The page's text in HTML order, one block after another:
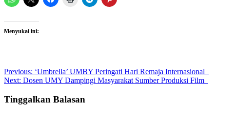
Menyukai ini:
Post
navigation
Previous: ‘Umbrella’ UMBY Peringati Hari Remaja Internasional
Next: Dosen UMY Dampingi Masyarakat Sumber Produksi Film
Tinggalkan Balasan